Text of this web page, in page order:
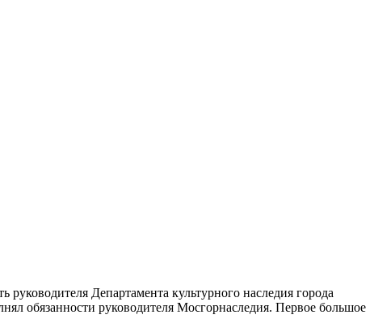
Департамента культурного наследия города
обязанности руководителя Мосгорнаследия. Первое большое